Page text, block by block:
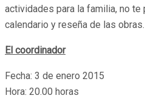
actividades para la familia, no te
calendario y reseña de las obras.
El coordinador
Fecha: 3 de enero 2015
Hora: 20.00 horas